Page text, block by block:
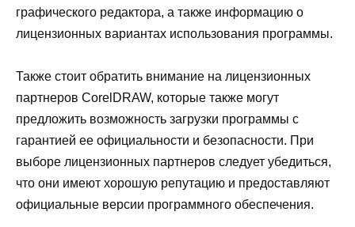
графического редактора, а также информацию о
лицензионных вариантах использования программы.
Также стоит обратить внимание на лицензионных
партнеров CorelDRAW, которые также могут
предложить возможность загрузки программы с
гарантией ее официальности и безопасности. При
выборе лицензионных партнеров следует убедиться,
что они имеют хорошую репутацию и предоставляют
официальные версии программного обеспечения.